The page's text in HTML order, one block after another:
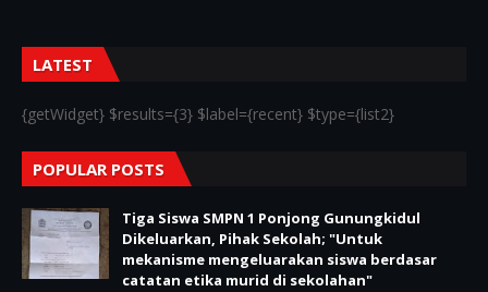
LATEST
{getWidget} $results={3} $label={recent} $type={list2}
POPULAR POSTS
Tiga Siswa SMPN 1 Ponjong Gunungkidul
Dikeluarkan, Pihak Sekolah; "Untuk
mekanisme mengeluarakan siswa berdasar
catatan etika murid di sekolahan"